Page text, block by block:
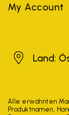
My Account
Österreich
Land:
Alle erwähnten
Produktnamen,